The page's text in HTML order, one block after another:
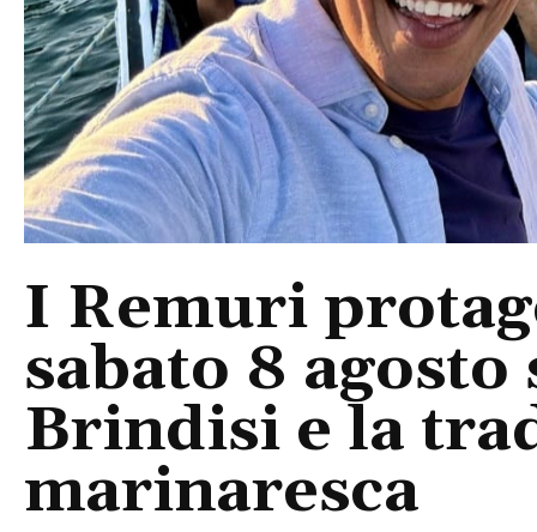
I Remuri
sabato 8
Brindisi e la
marinaresca